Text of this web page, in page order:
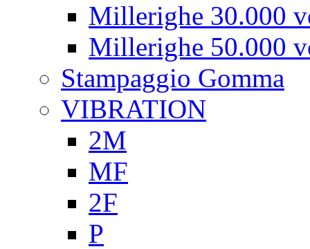
Millerighe 30.000
Millerighe 50.000
Stampaggio Gomma
VIBRATION
2M
MF
2F
P